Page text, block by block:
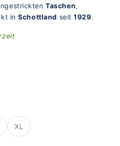
Taschen,
inSchottland seit1929.
XL